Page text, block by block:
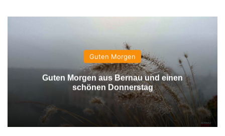
Guten Morgen
Guten Morgen aus Bernau und einen
schönen Donnerstag